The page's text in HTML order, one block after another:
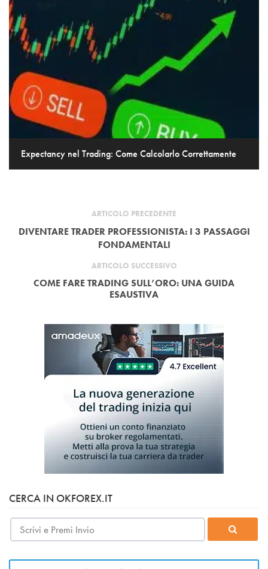
Expectancy nel Trading: Come Calcolarlo Correttamente
ARTICOLO PRECEDENTE
DIVENTARE TRADER PROFESSIONISTA: I 3 PASSAGGI
FONDAMENTALI
ARTICOLO SUCCESSIVO
COME FARE TRADING SULL’ORO: UNA GUIDA
ESAUSTIVA
CERCA IN OKFOREX.IT